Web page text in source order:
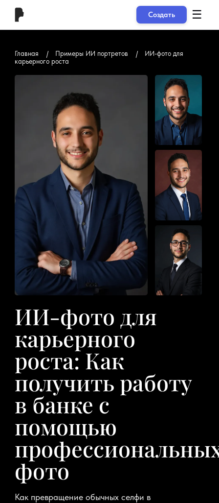
Создать ☰
Главная Примеры ИИ портретов
ИИ-фото для
карьерного роста
ИИ-фото для
карьерного
роста: Как
получить работу
в банке с
помощью
фото
Как превращение обычных селфи в